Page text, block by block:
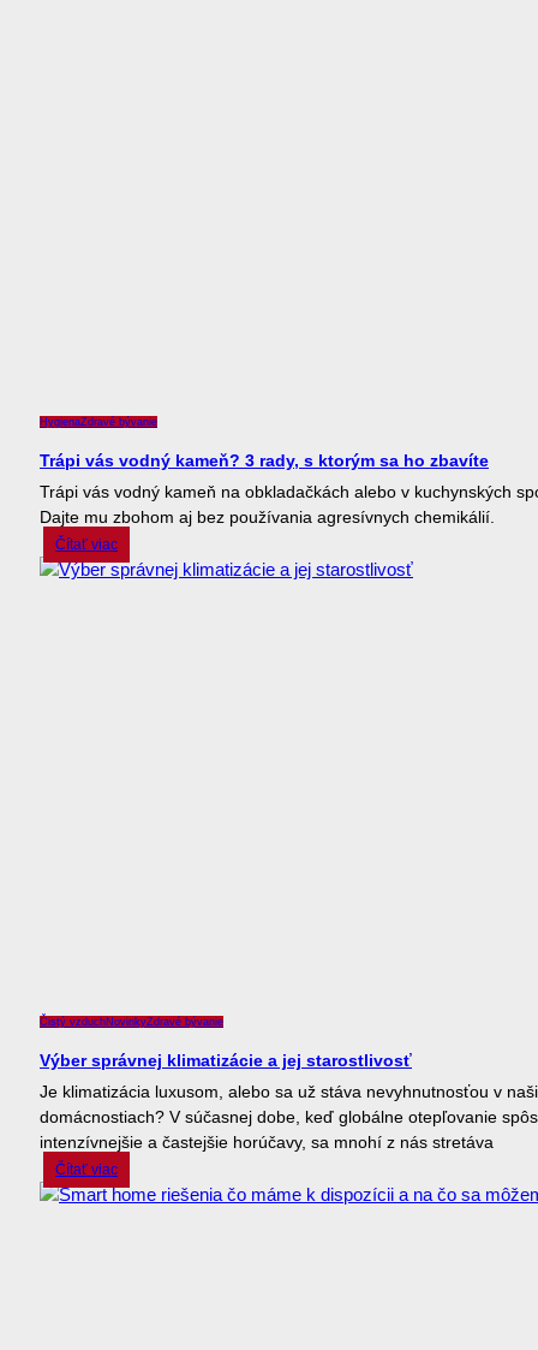
HygienaZdravé bývanie
Trápi vás vodný kameň? 3 rady, s ktorým sa ho zbavíte
Trápi vás vodný kameň na obkladačkách alebo v kuchynských
Dajte mu zbohom aj bez používania agresívnych chemikálií.
Čítať viac
Čistý vzduchNovinkyZdravé bývanie
Výber správnej klimatizácie a jej starostlivosť
Je klimatizácia luxusom, alebo sa už stáva nevyhnutnosťou v
domácnostiach? V súčasnej dobe, keď globálne otepľovanie
intenzívnejšie a častejšie horúčavy, sa mnohí z nás stretáva
Čítať viac